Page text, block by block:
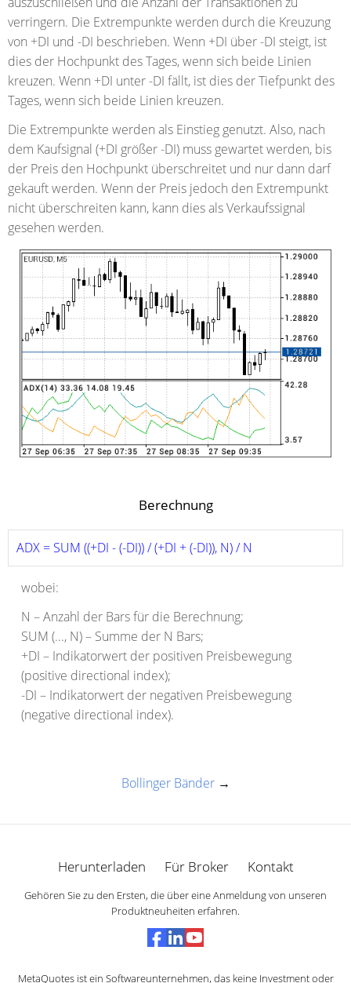
verringern. Die Extrempunkte werden durch die Kreuzung
von +DI und -DI beschrieben. Wenn +DI über -DI steigt, ist
dies der Hochpunkt des Tages, wenn sich beide Linien
kreuzen. Wenn +DI unter -DI fällt, ist dies der Tiefpunkt des
Tages, wenn sich beide Linien kreuzen.
Die Extrempunkte werden als Einstieg genutzt. Also, nach
dem Kaufsignal (+DI größer -DI) muss gewartet werden, bis
der Preis den Hochpunkt überschreitet und nur dann darf
gekauft werden. Wenn der Preis jedoch den Extrempunkt
nicht überschreiten kann, kann dies als Verkaufssignal
gesehen werden.
Berechnung
ADX = SUM ((+DI - (-DI)) / (+DI + (-DI)), N) / N
wobei:
N – Anzahl der Bars für die Berechnung;
SUM (..., N) – Summe der N Bars;
+DI – Indikatorwert der positiven Preisbewegung
(positive directional index);
-DI – Indikatorwert der negativen Preisbewegung
(negative directional index).
Bollinger Bänder →
Herunterladen Für Broker Kontakt
Gehören Sie zu den Ersten, die über eine Anmeldung von unseren
Produktneuheiten erfahren.
MetaQuotes ist ein Softwareunternehmen, das keine Investment oder